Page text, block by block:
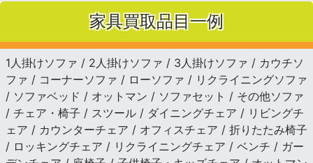
家具買取品目一例
1人掛けソファ / 2人掛けソファ / 3人掛けソファ / カウチソ
ファ / コーナーソファ / ローソファ / リクライニングソファ
/ ソファベッド / オットマン / ソファセット / その他ソファ
/ チェア・椅子 / スツール / ダイニングチェア / リビングチ
ェア / カウンターチェア / オフィスチェア / 折りたたみ椅子
/ ロッキングチェア / リクライニングチェア / ベンチ / ガー